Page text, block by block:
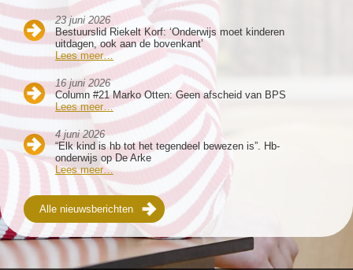
23 juni 2026
Bestuurslid Riekelt Korf: ‘Onderwijs moet kinderen
uitdagen, ook aan de bovenkant’
Lees meer…
16 juni 2026
Column #21 Marko Otten: Geen afscheid van BPS
Lees meer…
4 juni 2026
“Elk kind is hb tot het tegendeel bewezen is”. Hb-
onderwijs op De Arke
Lees meer…
Alle nieuwsberichten